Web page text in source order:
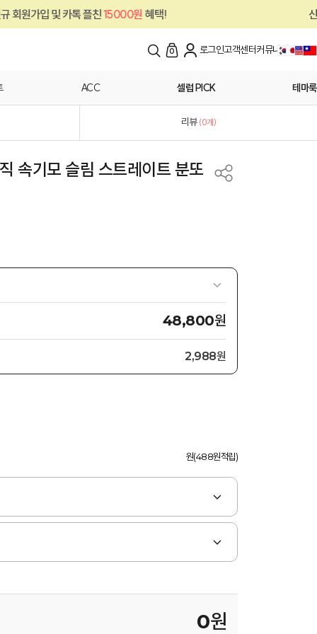
카톡 플친15000원혜택! 신규 회원가
0 로그인고객센터커뮤니티
ACC 셀럽 PICK 테마룩
리뷰 (0개)
속기모 슬림 스트레이트 분또
48,800원
2,988원
원(488원적립)
0원